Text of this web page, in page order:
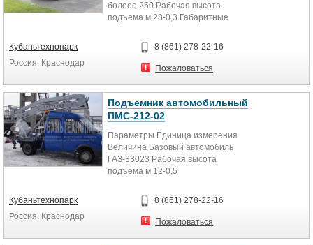
болеее 250 Рабочая высота
подъема м 28-0,3 Габаритные
Кубаньтехнопарк
Россия, Краснодар
8 (861) 278-22-16
Пожаловаться
Подъемник автомобильный
ПМС-212-02
Параметры Единица измерения
Величина Базовый автомобиль
ГАЗ-33023 Рабочая высота
подъема м 12-0,5
Кубаньтехнопарк
Россия, Краснодар
8 (861) 278-22-16
Пожаловаться